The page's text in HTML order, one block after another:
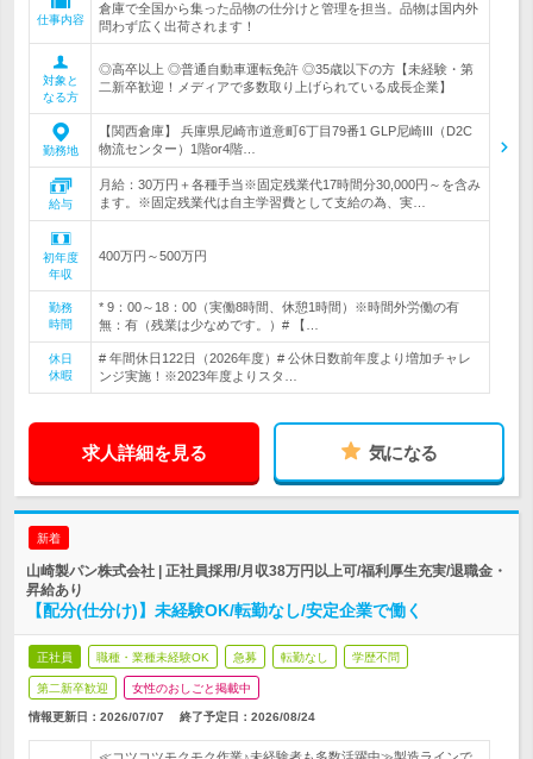
仕事内容
倉庫で全国から集った品物の仕分けと管理を担当。品物は国内外
問わず広く出荷されます！
対象と
なる方
◎高卒以上 ◎普通自動車運転免許 ◎35歳以下の方【未経験・第
二新卒歓迎！メディアで多数取り上げられている成長企業】
勤務地
【関西倉庫】 兵庫県尼崎市道意町6丁目79番1 GLP尼崎III（D2C
物流センター）1階or4階…
給与
月給：30万円＋各種手当※固定残業代17時間分30,000円～を含み
ます。※固定残業代は自主学習費として支給の為、実…
初年度
年収
400万円～500万円
勤務
時間
* 9：00～18：00（実働8時間、休憩1時間）※時間外労働の有
無：有（残業は少なめです。）# 【…
休日
休暇
# 年間休日122日（2026年度）# 公休日数前年度より増加チャレ
ンジ実施！※2023年度よりスタ…
求人詳細を見る 気になる
新着
山崎製パン株式会社 | 正社員採用/月収38万円以上可/福利厚生充実/退職金・
昇給あり
【配分(仕分け)】未経験OK/転勤なし/安定企業で働く
正社員 職種・業種未経験OK 急募 転勤なし 学歴不問
第二新卒歓迎 女性のおしごと掲載中
情報更新日：2026/07/07 終了予定日： 2026/08/24